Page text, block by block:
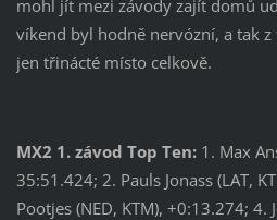
mohl jít mezi závody zajít domů
víkend byl hodně nervózní, a tak
jen třinácté místo celkově.
MX2 1. závod Top Ten: 1. Max
35:51.424; 2. Pauls Jonass (LAT,
Pootjes (NED, KTM), +0:13.274; 4.